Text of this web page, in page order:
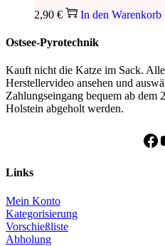
2,90 € In den Warenkorb
Ostsee-Pyrotechnik
Kauft nicht die Katze im Sack.
Herstellervideo ansehen und
Zahlungseingang bequem ab dem
Holstein abgeholt werden.
Links
Mein Konto
Kategorisierung
Vorschießliste
Abholung